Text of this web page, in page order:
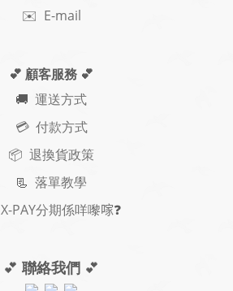
✉️ E-mail
💕 顧客服務 💕
🚚 運送方式
💳 付款方式
📦 退換貨政策
📃 落單教學
X-PAY分期係咩嚟𠺢❓
💕 聯絡我們 💕